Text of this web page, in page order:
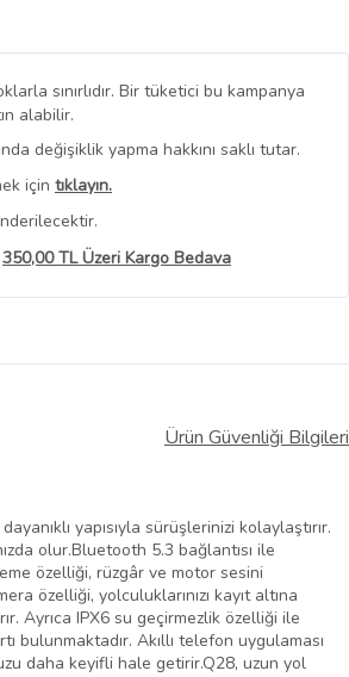
sınırlıdır. Bir tüketici bu kampanya
alabilir.
değişiklik yapma hakkını saklı tutar.
için tıklayın.
350,00 TL Üzeri Kargo Bedava
Ürün Güvenliği Bilgileri
yapısıyla sürüşlerinizi kolaylaştırır.
olur.Bluetooth 5.3 bağlantısı ile
özelliği, rüzgâr ve motor sesini
özelliği, yolculuklarınızı kayıt altına
Ayrıca IPX6 su geçirmezlik özelliği ile
bulunmaktadır. Akıllı telefon uygulaması
daha keyifli hale getirir.Q28, uzun yol